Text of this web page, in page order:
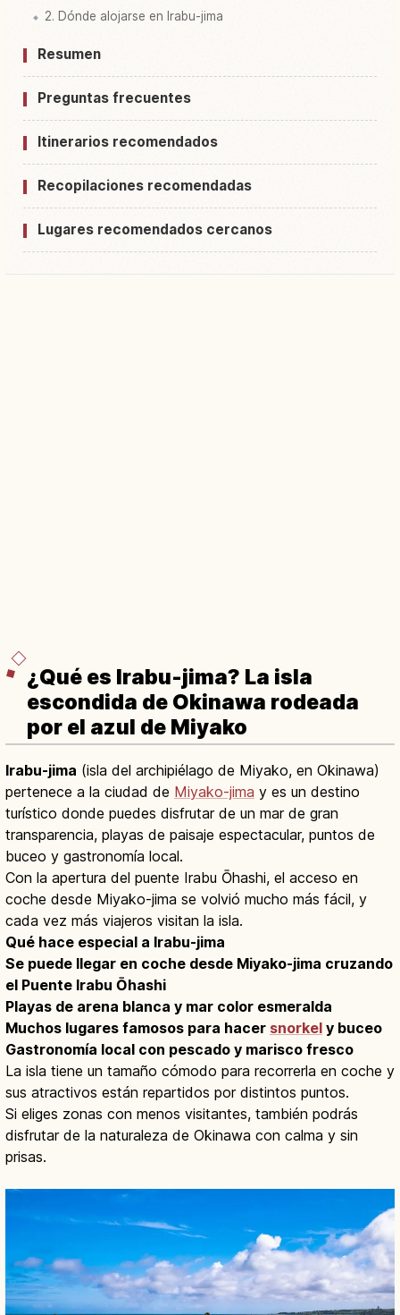
2. Dónde alojarse en Irabu-jima
Resumen
Preguntas frecuentes
Itinerarios recomendados
Recopilaciones recomendadas
Lugares recomendados cercanos
¿Qué es Irabu-jima? La isla
escondida de Okinawa rodeada
por el azul de Miyako
Irabu-jima (isla del archipiélago de Miyako, en Okinawa)
pertenece a la ciudad de Miyako-jima y es un destino
turístico donde puedes disfrutar de un mar de gran
transparencia, playas de paisaje espectacular, puntos de
buceo y gastronomía local.
Con la apertura del puente Irabu Ōhashi, el acceso en
coche desde Miyako-jima se volvió mucho más fácil, y
cada vez más viajeros visitan la isla.
Qué hace especial a Irabu-jima
Se puede llegar en coche desde Miyako-jima cruzando
el Puente Irabu Ōhashi
Playas de arena blanca y mar color esmeralda
Muchos lugares famosos para hacer snorkel y buceo
Gastronomía local con pescado y marisco fresco
La isla tiene un tamaño cómodo para recorrerla en coche y
sus atractivos están repartidos por distintos puntos.
Si eliges zonas con menos visitantes, también podrás
disfrutar de la naturaleza de Okinawa con calma y sin
prisas.